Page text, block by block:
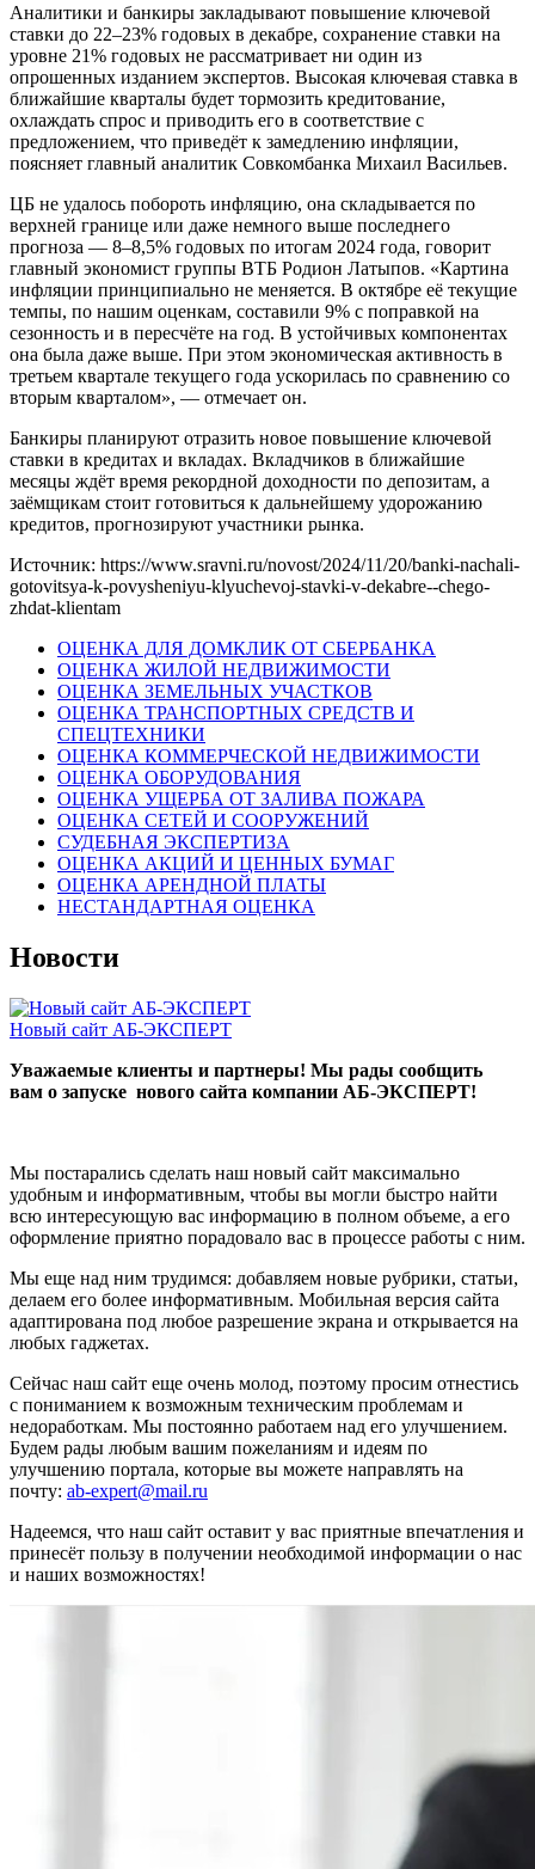
Аналитики и банкиры закладывают повышение ключевой
ставки до 22–23% годовых в декабре, сохранение ставки на
уровне 21% годовых не рассматривает ни один из
опрошенных изданием экспертов. Высокая ключевая ставка в
ближайшие кварталы будет тормозить кредитование,
охлаждать спрос и приводить его в соответствие с
предложением, что приведёт к замедлению инфляции,
поясняет главный аналитик Совкомбанка Михаил Васильев.
ЦБ не удалось побороть инфляцию, она складывается по
верхней границе или даже немного выше последнего
прогноза — 8–8,5% годовых по итогам 2024 года, говорит
главный экономист группы ВТБ Родион Латыпов. «Картина
инфляции принципиально не меняется. В октябре её текущие
темпы, по нашим оценкам, составили 9% с поправкой на
сезонность и в пересчёте на год. В устойчивых компонентах
она была даже выше. При этом экономическая активность в
третьем квартале текущего года ускорилась по сравнению со
вторым кварталом», — отмечает он.
Банкиры планируют отразить новое повышение ключевой
ставки в кредитах и вкладах. Вкладчиков в ближайшие
месяцы ждёт время рекордной доходности по депозитам, а
заёмщикам стоит готовиться к дальнейшему удорожанию
кредитов, прогнозируют участники рынка.
Источник: https://www.sravni.ru/novost/2024/11/20/banki-nachali-
gotovitsya-k-povysheniyu-klyuchevoj-stavki-v-dekabre--chego-
zhdat-klientam
ОЦЕНКА ДЛЯ ДОМКЛИК ОТ СБЕРБАНКА
ОЦЕНКА ЖИЛОЙ НЕДВИЖИМОСТИ
ОЦЕНКА ЗЕМЕЛЬНЫХ УЧАСТКОВ
ОЦЕНКА ТРАНСПОРТНЫХ СРЕДСТВ И
СПЕЦТЕХНИКИ
ОЦЕНКА КОММЕРЧЕСКОЙ НЕДВИЖИМОСТИ
ОЦЕНКА ОБОРУДОВАНИЯ
ОЦЕНКА УЩЕРБА ОТ ЗАЛИВА ПОЖАРА
ОЦЕНКА СЕТЕЙ И СООРУЖЕНИЙ
СУДЕБНАЯ ЭКСПЕРТИЗА
ОЦЕНКА АКЦИЙ И ЦЕННЫХ БУМАГ
ОЦЕНКА АРЕНДНОЙ ПЛАТЫ
НЕСТАНДАРТНАЯ ОЦЕНКА
Новости
Новый сайт АБ-ЭКСПЕРТ
Уважаемые клиенты и партнеры! Мы рады сообщить
вам о запуске нового сайта компании АБ-ЭКСПЕРТ!
Мы постарались сделать наш новый сайт максимально
удобным и информативным, чтобы вы могли быстро найти
всю интересующую вас информацию в полном объеме, а его
оформление приятно порадовало вас в процессе работы с ним.
Мы еще над ним трудимся: добавляем новые рубрики, статьи,
делаем его более информативным. Мобильная версия сайта
адаптирована под любое разрешение экрана и открывается на
любых гаджетах.
Сейчас наш сайт еще очень молод, поэтому просим отнестись
с пониманием к возможным техническим проблемам и
недоработкам. Мы постоянно работаем над его улучшением.
Будем рады любым вашим пожеланиям и идеям по
улучшению портала, которые вы можете направлять на
почту: ab-expert@mail.ru
Надеемся, что наш сайт оставит у вас приятные впечатления и
принесёт пользу в получении необходимой информации о нас
и наших возможностях!